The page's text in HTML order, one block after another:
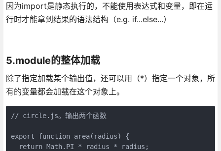
因为import是静态执行的，不能使用表达式和变量，即在运
行时才能拿到结果的语法结构（e.g. if...else...）
5.module的整体加载
除了指定加载某个输出值，还可以用（*）指定一个对象，所
有的变量都会加载在这个对象上。
// circle.js。输出两个函数
export function area(radius) {
  return Math.PI * radius * radius;